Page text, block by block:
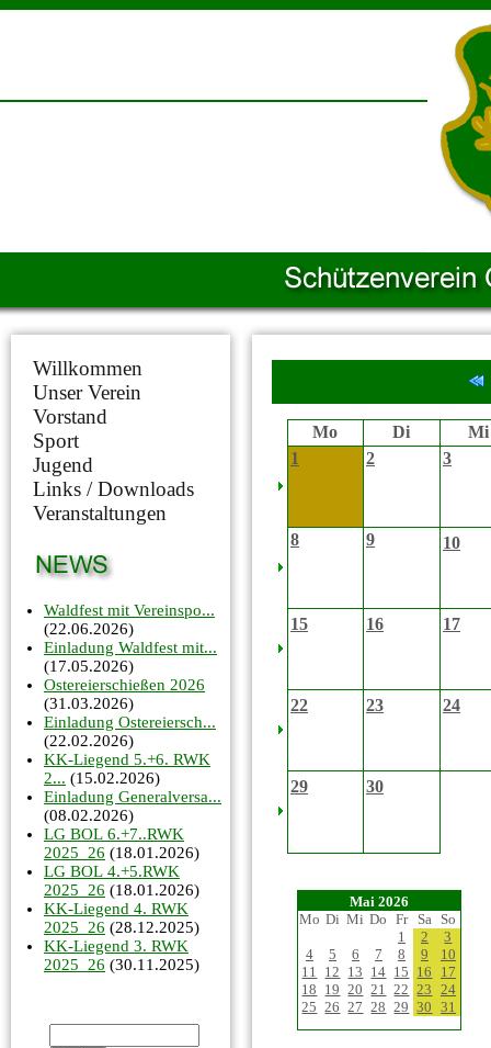
Willkommen
Unser Verein
Vorstand
Sport
Jugend
Links / Downloads
Veranstaltungen
Waldfest mit Vereinspo...
(22.06.2026)
Einladung Waldfest mit...
(17.05.2026)
Ostereierschießen 2026
(31.03.2026)
Einladung Ostereiersch...
(22.02.2026)
KK-Liegend 5.+6. RWK
2... (15.02.2026)
Einladung Generalversa...
(08.02.2026)
LG BOL 6.+7..RWK
2025_26 (18.01.2026)
LG BOL 4.+5.RWK
2025_26 (18.01.2026)
KK-Liegend 4. RWK
2025_26 (28.12.2025)
KK-Liegend 3. RWK
2025_26 (30.11.2025)
Mo Di
Mi
1
2 3
8 9 10
15 16 17
22 23 24
29 30
Mai 2026
Mo Di Mi Do Fr Sa So
1
2
3
4
5 6 7 8 9
10
11 12 13 14 15 16
17
18 19 20 21 22 23 24
25 26 27 28 29 30 31